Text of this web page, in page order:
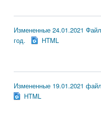
Измененные 24.01.2021
год.
HTML
Измененные 19.01.2021
HTML